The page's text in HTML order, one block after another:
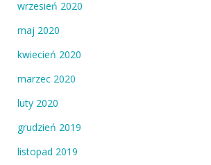
wrzesień 2020
maj 2020
kwiecień 2020
marzec 2020
luty 2020
grudzień 2019
listopad 2019